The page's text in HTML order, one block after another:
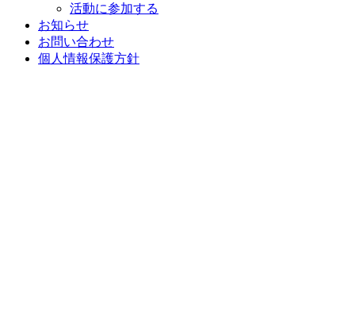
活動に参加する
お知らせ
お問い合わせ
個人情報保護方針